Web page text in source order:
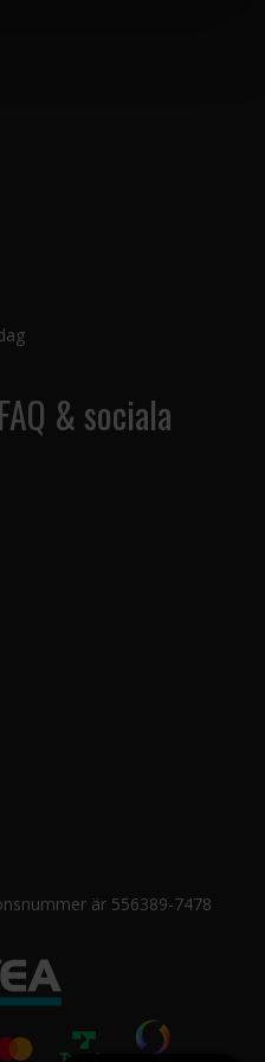
& sociala
är 556389-7478